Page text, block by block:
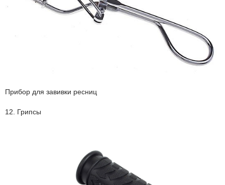
Прибор для завивки ресниц
12. Грипсы